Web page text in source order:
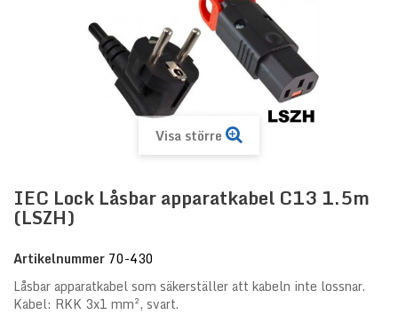
Visa större
IEC Lock Låsbar apparatkabel C13 1.5m
(LSZH)
Artikelnummer 70-430
Låsbar apparatkabel som säkerställer att kabeln inte lossnar.
Kabel: RKK 3x1 mm², svart.